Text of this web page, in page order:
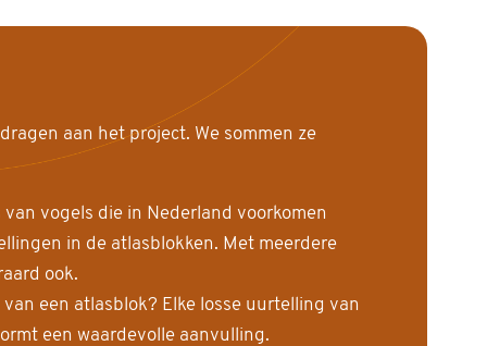
aan het project. We sommen ze
vogels die in Nederland voorkomen
in de atlasblokken. Met meerdere
ook.
een atlasblok? Elke losse uurtelling van
een waardevolle aanvulling.